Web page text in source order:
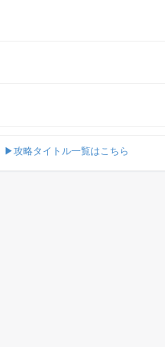
▶攻略タイトル一覧はこちら